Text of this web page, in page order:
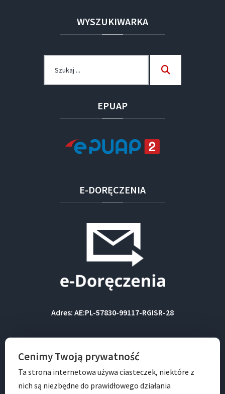
WYSZUKIWARKA
EPUAP
E-DORĘCZENIA
Adres: AE:PL-57830-99117-RGISR-28
BIP
Cenimy Twoją prywatność
Ta strona internetowa używa ciasteczek, niektóre z
nich są niezbędne do prawidłowego działania